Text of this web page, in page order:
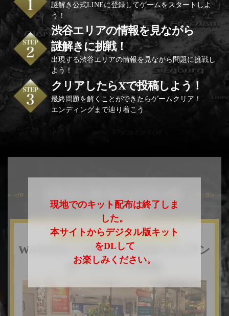
謎解き公式LINEに登録してゲームをスタートしよ
う！
渋谷エリアの情報を見ながら
謎解きに挑戦！
出現する渋谷エリアの情報を見ながら問題に挑戦し
よう！
クリアしたらXで投稿しよう！
最終問題を解くことができたらゲームクリア！
エンディングまで辿り着こう
INFORMATION
キット配布場所
現地でのキット配布は終了しま
した。
本サイトからデジタル版キット
をDLして
お楽しみください。
迷ったらここ！- 期間中常設店 -
WANDER COMPASS SHIBUYA (ワン
ダーコンパス渋谷)